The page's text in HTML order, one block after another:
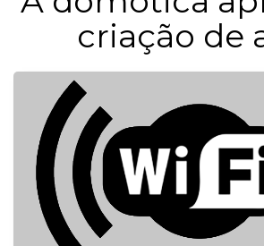
criação de